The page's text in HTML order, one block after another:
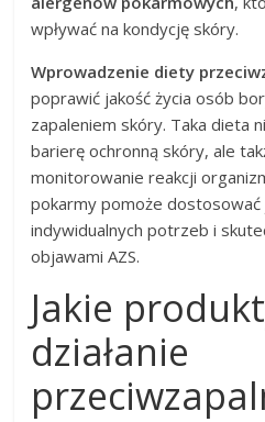
wpływać na kondycję skóry.
Wprowadzenie diety
poprawić jakość życia osób
zapaleniem skóry. Taka dieta
barierę ochronną skóry, ale
monitorowanie reakcji
pokarmy pomoże dostosować
indywidualnych potrzeb i
objawami AZS.
Jakie
działanie